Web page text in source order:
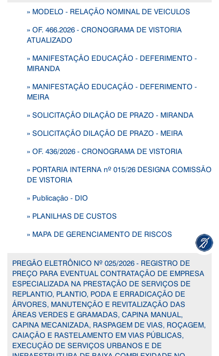
» MODELO - RELAÇÃO NOMINAL DE VEICULOS
» OF. 466.2026 - CRONOGRAMA DE VISTORIA
ATUALIZADO
» MANIFESTAÇÃO EDUCAÇÃO - DEFERIMENTO -
MIRANDA
» MANIFESTAÇÃO EDUCAÇÃO - DEFERIMENTO -
MEIRA
» SOLICITAÇÃO DILAÇÃO DE PRAZO - MIRANDA
» SOLICITAÇÃO DILAÇÃO DE PRAZO - MEIRA
» OF. 436/2026 - CRONOGRAMA DE VISTORIA
» PORTARIA INTERNA nº 015/26 DESIGNA COMISSÃO
DE VISTORIA
» Publicação - DIO
» PLANILHAS DE CUSTOS
» MAPA DE GERENCIAMENTO DE RISCOS
PREGÃO ELETRÔNICO Nº 025/2026 - REGISTRO DE
PREÇO PARA EVENTUAL CONTRATAÇÃO DE EMPRESA
ESPECIALIZADA NA PRESTAÇÃO DE SERVIÇOS DE
REPLANTIO, PLANTIO, PODA E ERRADICAÇÃO DE
ÁRVORES, MANUTENÇÃO E REVITALIZAÇÃO DAS
ÁREAS VERDES E GRAMADAS, CAPINA MANUAL,
CAPINA MECANIZADA, RASPAGEM DE VIAS, ROÇAGEM,
CAIAÇÃO E RASTELAMENTO EM VIAS PÚBLICAS,
EXECUÇÃO DE SERVIÇOS URBANOS E DE